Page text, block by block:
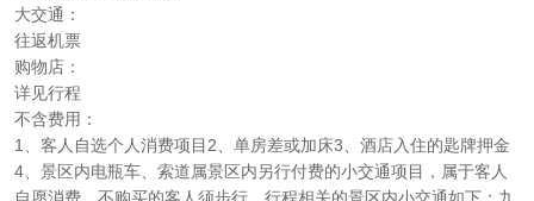
大交通：
往返机票
购物店：
详见行程
不含费用：
1、客人自选个人消费项目2、单房差或加床3、酒店入住的匙牌押金
4、景区内电瓶车、索道属景区内另行付费的小交通项目，属于客人